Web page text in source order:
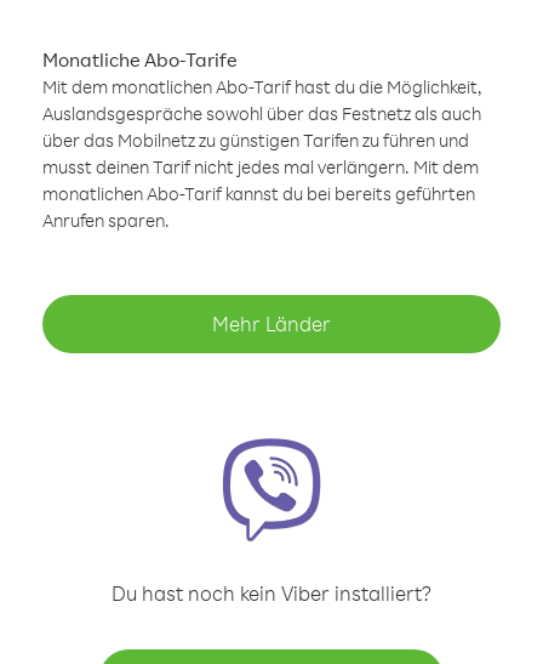
Monatliche Abo-Tarife
Mit dem monatlichen Abo-Tarif hast du die Möglichkeit,
Auslandsgespräche sowohl über das Festnetz als auch
über das Mobilnetz zu günstigen Tarifen zu führen und
musst deinen Tarif nicht jedes mal verlängern. Mit dem
monatlichen Abo-Tarif kannst du bei bereits geführten
Anrufen sparen.
Mehr Länder
Du hast noch kein Viber installiert?